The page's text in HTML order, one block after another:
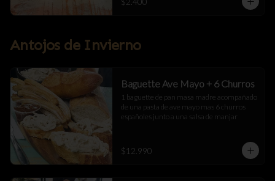
Antojos de Invierno
Baguette Ave Mayo + 6 Churros
1 baguette de pan masa madre acompañado
de una pasta de ave mayo mas 6 churros
españoles junto a una salsa de manjar
$12.990